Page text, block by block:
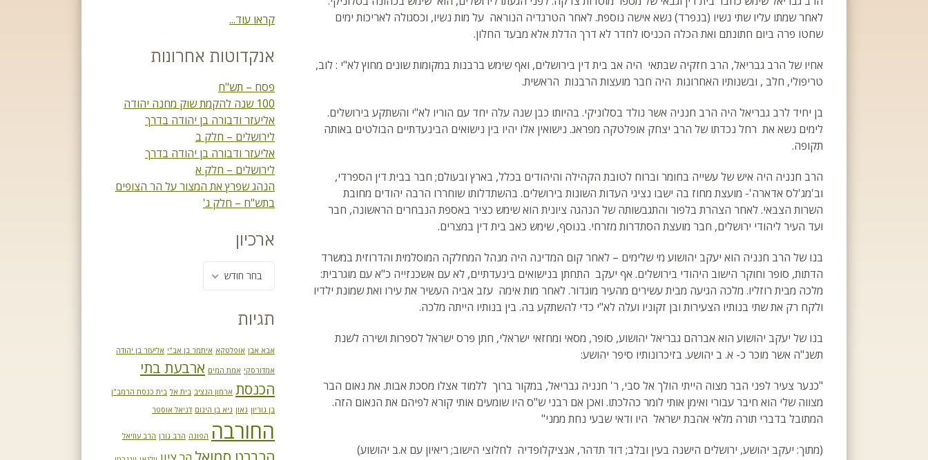
לאחר שמתו עליו שתי נשיו (בנפרד) נשא אישה נוספת. לאחר הטרגדיה הנוראה על מות נשיו, וכסגולה לאריכות ימים
שחטו פרה ביום חתונתם ואת הכלה הכניסו לחדר לא דרך הדלת אלא מבעד החלון.
אחיו של הרב גבריאל, הרב חזקיה שבתאי היה אב בית דין בירושלים, ואף שימש ברבנות במקומות שונים מחוץ לא"י : לוב,
טריפולי, חלב , ובשנותיו האחרונות היה חבר מועצות הרבנות הראשית.
בן יחיד לרב גבריאל היה הרב חנניה אשר נולד בסלוניקי. בהיותו כבן שנה עלה יחד עם הוריו לא"י והשתקע בירושלים.
לימים נשא את רחל נכדתו של הרב יצחק אופלטקה מפראג. נישואין אלו יהיו בין נישואים הבינעדתיים הבולטים באותה
תקופה.
הרב חנניה היה איש של עשייה בחומר וברוח לטובת הקהילה והיהודים בכלל, בארץ ובעולם; חבר בבית דין הספרדי,
וב'מג'לס אדארה'- מועצת מחוז בה ישבו נציגי העדות השונות בירושלים. בהשתדלותו שוחררו הרבה יהודים מחובת
השרות הצבאי. לאחר הצהרת בלפור והתגבשותה של הנהגה ציונית הוא שימש כציר באספת הנבחרים הראשונה, חבר
ועד העיר ליהודי ירושלים, חבר מועצת הסתדרות מזרחי. בנוסף, שימש כאב בית דין במצרים.
בנו של הרב חנניה הוא יעקב יהושוע מי שלימים – לאחר קום המדינה היה מנהל המחלקה המוסלמית והדרוזית במשרד
הדתות, סופר וחוקר הישוב היהודי בירושלים. אף יעקב התחתן בנישואים בינעדתיים, לא עם אשכנזייה כ"א עם מוגרבית:
מלכה מבית רוזליו. מלכה הגיעה מבית עשירים מהעיר מוגדור. לאחר מות אימה עזב אביה העשיר את עירו ואת שמונת ילדיו
ולקח רק את שתי בנותיו הצעירות ובן זקוניו ועלה לא"י כדי להשתקע בה. בין בנותיו הייתה מלכה.
בנו של יעקב יהושוע הוא אברהם גבריאל יהושוע, סופר, מסאי ומחזאי ישראלי, חתן פרס ישראל לספרות ושירה לשנת
תשנ"ה אשר מוכר כ- א. ב יהושע. בזיכרונותיו סיפר יהושע:
"כנער צעיר לפני הבר מצוה הייתי הולך אל סבי, ר' חנניה גבריאל, במקור ברוך ללמוד אצלו מסכת אבות. את נאום הבר
מצווה שלי הוא חיבר עבורי ואימן אותי לומר כהלכתו. ואכן אם רבני ש"ס היו שומעים אותי קורא לפיהם את הנאום הזה.
המתובל בדברי תורה מלאי אהבת ישראל היו ודאי שבעי נחת ממני"
(מתוך: יעקב יהושע, ירושלים הישנה בעין ובלב; דוד תדהר, אנציקלופדיה לחלוצי הישוב; ריאיון עם א.ב יהושוע)
קראו עוד...
אנקדוטות אחרונות
פסח – תש"ח
100 שנה להקמת שוק מחנה יהודה
אליעזר ודבורה בן יהודה בדרך
לירושלים – חלק ב
אליעזר ודבורה בן יהודה בדרך
לירושלים – חלק א
הנהג שפרץ את המצור על הר הצופים
בתש"ח – חלק ג'
ארכיון
בחר חודש
תגיות
אבא אבן אופלטקא איתמר בן אב"י אליעזר בן יהודה
אמדורסקי אמת המים ארבעת בתי
הכנסת ארמון הנציב בית אל בית כנסת הרמב"ן
בן גוריון גאון גיא בן הינום דניאל אוסטר
החורבה הפוגה הרב גורן הרב עוזיאל